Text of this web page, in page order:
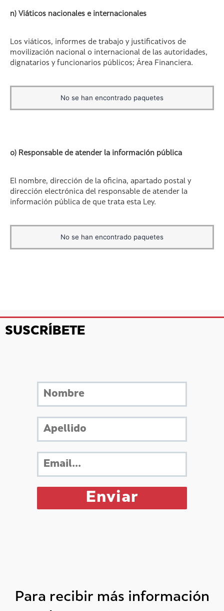
n) Viáticos nacionales e internacionales
Los viáticos, informes de trabajo y justificativos de
movilización nacional o internacional de las autoridades,
dignatarios y funcionarios públicos; Área Financiera.
No se han encontrado paquetes
o) Responsable de atender la información pública
El nombre, dirección de la oficina, apartado postal y
dirección electrónica del responsable de atender la
información pública de que trata esta Ley.
No se han encontrado paquetes
SUSCRÍBETE
Para recibir más información